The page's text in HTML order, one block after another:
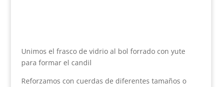
Unimos el frasco de vidrio al bol forrado con yute
para formar el candil
Reforzamos con cuerdas de diferentes tamaños o